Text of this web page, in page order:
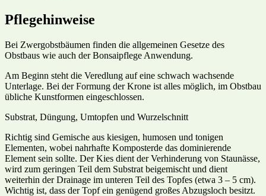
Pflegehinweise
Bei Zwergobstbäumen finden die allgemeinen Gesetze des
Obstbaus wie auch der Bonsaipflege Anwendung.
Am Beginn steht die Veredlung auf eine schwach wachsende
Unterlage. Bei der Formung der Krone ist alles möglich, im Obstbau
übliche Kunstformen eingeschlossen.
Substrat, Düngung, Umtopfen und Wurzelschnitt
Richtig sind Gemische aus kiesigen, humosen und tonigen
Elementen, wobei nahrhafte Komposterde das dominierende
Element sein sollte. Der Kies dient der Verhinderung von Staunässe,
wird zum geringen Teil dem Substrat beigemischt und dient
weiterhin der Drainage im unteren Teil des Topfes (etwa 3 – 5 cm).
Wichtig ist, dass der Topf ein genügend großes Abzugsloch besitzt.